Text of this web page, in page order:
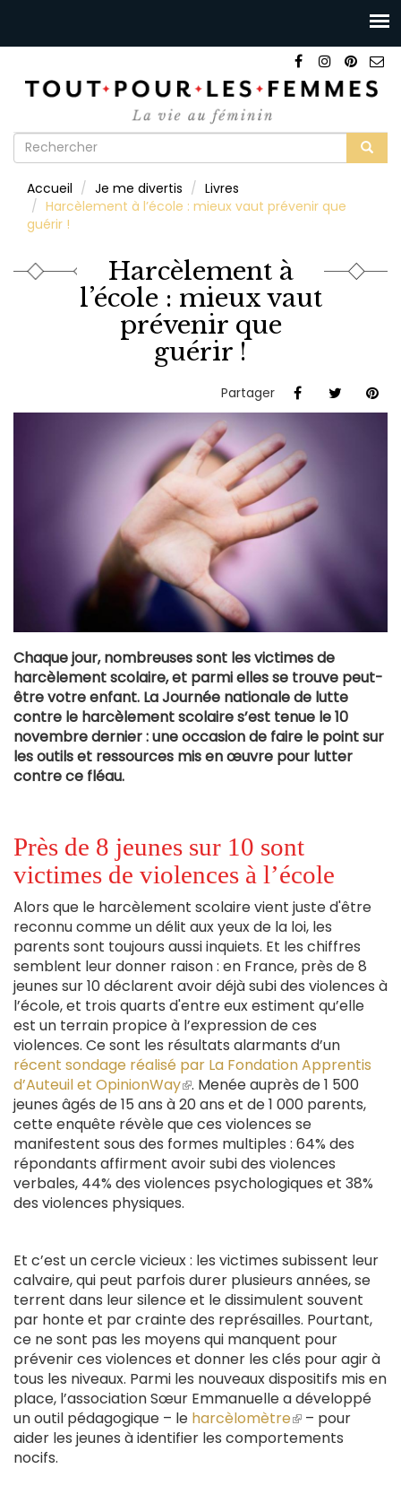
Formulaire
recherche
Accueil Je me divertis
Livres
Harcèlement à l’école : mieux vaut prévenir que
guérir !
Harcèlement à
l’école : mieux vaut
prévenir que
guérir !
Partager
Chaque jour, nombreuses sont les victimes de
harcèlement scolaire, et parmi elles se trouve peut-
être votre enfant. La Journée nationale de lutte
contre le harcèlement scolaire s’est tenue le 10
novembre dernier : une occasion de faire le point sur
les outils et ressources mis en œuvre pour lutter
contre ce fléau.
Près de 8 jeunes sur 10 sont
victimes de violences à l’école
Alors que le harcèlement scolaire vient juste d'être
reconnu comme un délit aux yeux de la loi, les
parents sont toujours aussi inquiets. Et les chiffres
semblent leur donner raison : en France, près de 8
jeunes sur 10 déclarent avoir déjà subi des violences à
l’école, et trois quarts d'entre eux estiment qu’elle
est un terrain propice à l’expression de ces
violences. Ce sont les résultats alarmants d’un
récent sondage réalisé par La Fondation Apprentis
d’Auteuil et OpinionWay(le
lien
est
externe)
. Menée auprès de 1 500
jeunes âgés de 15 ans à 20 ans et de 1 000 parents,
cette enquête révèle que ces violences se
manifestent sous des formes multiples : 64% des
répondants affirment avoir subi des violences
verbales, 44% des violences psychologiques et 38%
des violences physiques.
Et c’est un cercle vicieux : les victimes subissent leur
calvaire, qui peut parfois durer plusieurs années, se
terrent dans leur silence et le dissimulent souvent
par honte et par crainte des représailles. Pourtant,
ce ne sont pas les moyens qui manquent pour
prévenir ces violences et donner les clés pour agir à
tous les niveaux. Parmi les nouveaux dispositifs mis en
place, l’association Sœur Emmanuelle a développé
un outil pédagogique – le harcèlomètre(le
lien
– pour
aider les jeunes à identifier les comportements
nocifs.